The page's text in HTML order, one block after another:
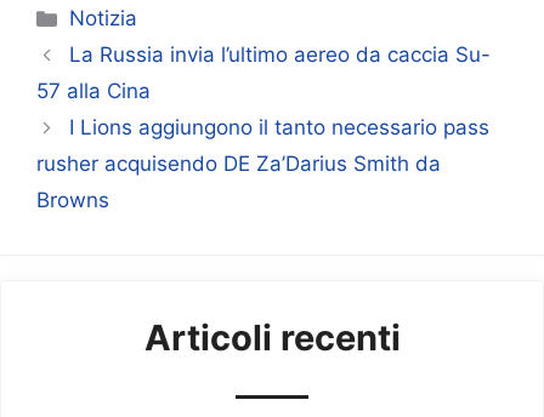
Categorie
Notizia
La Russia invia l’ultimo aereo da caccia Su-
57 alla Cina
I Lions aggiungono il tanto necessario pass
rusher acquisendo DE Za’Darius Smith da
Browns
Articoli recenti